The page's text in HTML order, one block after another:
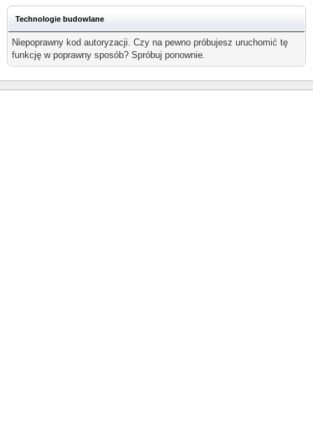
Technologie budowlane
Niepoprawny kod autoryzacji. Czy na pewno próbujesz uruchomić tę
funkcję w poprawny sposób? Spróbuj ponownie.